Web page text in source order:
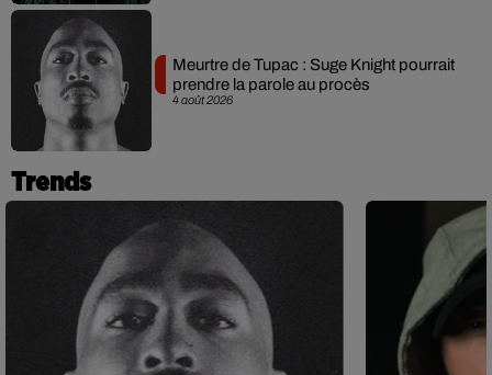
4 août 2026
Meurtre de Tupac : Suge Knight pourrait
prendre la parole au procès
Trends